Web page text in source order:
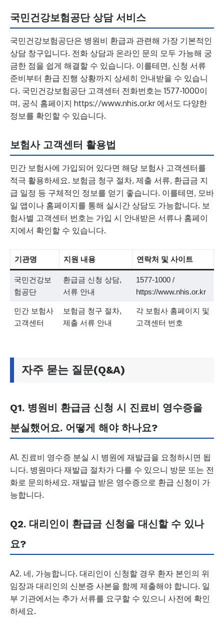
국민건강보험공단 상담 서비스
국민건강보험공단은 병원비 환급과 관련해 가장 기본적인
상담 창구입니다. 전화 상담과 온라인 문의 모두 가능해 궁
금한 점을 쉽게 해결할 수 있습니다. 이를테면, 신청 서류
준비부터 환급 진행 상황까지 상세히 안내받을 수 있습니
다. 국민건강보험공단 고객센터 전화번호는 1577-1000이
며, 공식 홈페이지 https://www.nhis.or.kr 에서도 다양한
정보를 확인할 수 있습니다.
보험사 고객센터 활용법
민간 보험사에 가입되어 있다면 해당 보험사 고객센터를
적극 활용하세요. 보험금 청구 절차, 제출 서류, 환급금 지
급 일정 등 구체적인 정보를 얻기 좋습니다. 이를테면, 모바
일 앱이나 홈페이지를 통해 실시간 상담도 가능합니다. 보
험사별 고객센터 번호는 가입 시 안내받은 서류나 홈페이
지에서 확인할 수 있습니다.
기관명 지원 내용 연락처 및 사이트
국민건강보
험공단
환급금 신청 상담,
서류 안내
1577-1000 /
https://www.nhis.or.kr
민간 보험사
고객센터
보험금 청구 절차,
제출 서류 안내
각 보험사 홈페이지 및
고객센터 번호
자주 묻는 질문(Q&A)
Q1. 병원비 환급금 신청 시 진료비 영수증을
분실했어요. 어떻게 해야 하나요?
A1. 진료비 영수증 분실 시 병원에 재발급을 요청하시면 됩
니다. 병원마다 재발급 절차가 다를 수 있으니 방문 또는 전
화로 문의하세요. 재발급 받은 영수증으로 환급 신청이 가
능합니다.
Q2. 대리인이 환급금 신청을 대신할 수 있나
요?
A2. 네, 가능합니다. 대리인이 신청할 경우 환자 본인의 위
임장과 대리인의 신분증 사본을 함께 제출해야 합니다. 일
부 기관에서는 추가 서류를 요구할 수 있으니 사전에 확인
하세요.